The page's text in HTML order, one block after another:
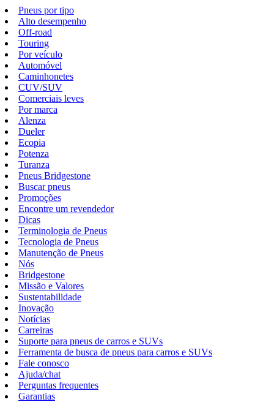
Pneus por tipo
Alto desempenho
Off-road
Touring
Por veículo
Automóvel
Caminhonetes
CUV/SUV
Comerciais leves
Por marca
Alenza
Dueler
Ecopia
Potenza
Turanza
Pneus Bridgestone
Buscar pneus
Promoções
Encontre um revendedor
Dicas
Terminologia de Pneus
Tecnologia de Pneus
Manutenção de Pneus
Nós
Bridgestone
Missão e Valores
Sustentabilidade
Inovação
Notícias
Carreiras
Suporte para pneus de carros e SUVs
Ferramenta de busca de pneus para carros e SUVs
Fale conosco
Ajuda/chat
Perguntas frequentes
Garantias